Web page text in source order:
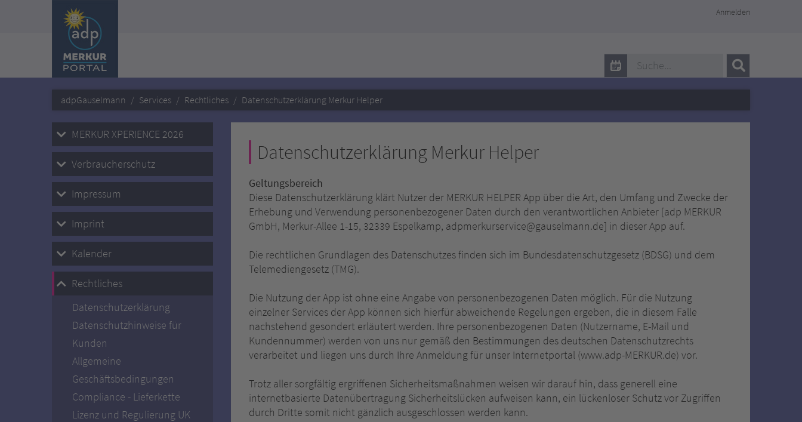
Anmelden
adp MERKUR
adpGauselmann Services Rechtliches Datenschutzerklärung Merkur Helper
MERKUR XPERIENCE 2026
Verbraucherschutz
Impressum
Imprint
Kalender
Rechtliches
Datenschutzerklärung
Datenschutzhinweise für
Kunden
Allgemeine
Geschäftsbedingungen
Compliance - Lieferkette
Lizenz und Regulierung UK
Datenschutzerklärung Merkur Helper
Geltungsbereich
Diese Datenschutzerklärung klärt Nutzer der MERKUR HELPER App über die Art, den Umfang und Zwecke der
Erhebung und Verwendung personenbezogener Daten durch den verantwortlichen Anbieter [adp MERKUR
GmbH, Merkur-Allee 1-15, 32339 Espelkamp, adpmerkurservice@gauselmann.de] in dieser App auf.
Die rechtlichen Grundlagen des Datenschutzes finden sich im Bundesdatenschutzgesetz (BDSG) und dem
Telemediengesetz (TMG).
Die Nutzung der App ist ohne eine Angabe von personenbezogenen Daten möglich. Für die Nutzung
einzelner Services der App können sich hierfür abweichende Regelungen ergeben, die in diesem Falle
nachstehend gesondert erläutert werden. Ihre personenbezogenen Daten (Nutzername, E-Mail und
Kundennummer) werden von uns nur gemäß den Bestimmungen des deutschen Datenschutzrechts
verarbeitet und liegen uns durch Ihre Anmeldung für unser Internetportal (www.adp-MERKUR.de) vor.
Trotz aller sorgfältig ergriffenen Sicherheitsmaßnahmen weisen wir darauf hin, dass generell eine
internetbasierte Datenübertragung Sicherheitslücken aufweisen kann, ein lückenloser Schutz vor Zugriffen
durch Dritte somit nicht gänzlich ausgeschlossen werden kann.